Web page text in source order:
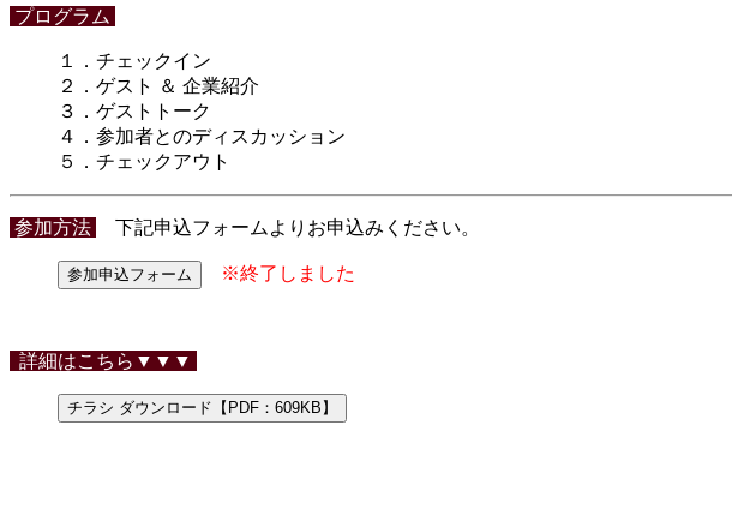
プログラム
１．チェックイン
２．ゲスト ＆ 企業紹介
３．ゲストトーク
４．参加者とのディスカッション
５．チェックアウト
参加方法 下記申込フォームよりお申込みください。
参加申込フォーム ※終了しました
詳細はこちら▼▼▼
チラシ ダウンロード【PDF：609KB】